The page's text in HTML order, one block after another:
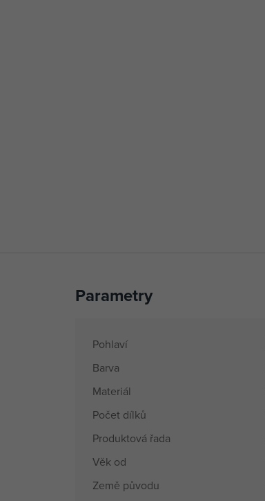
Parametry
Pohlaví
Barva
Materiál
Počet dílků
Produktová řada
Věk od
Země původu